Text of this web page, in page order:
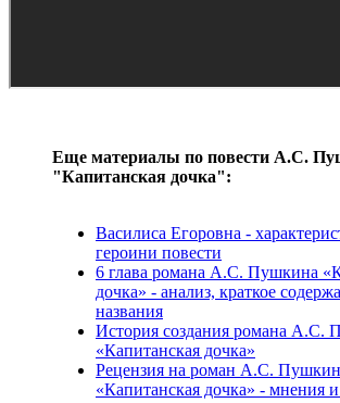
Еще материалы по повести А.C.
"Капитанская дочка":
Василиса Егоровна -
героини повести
6 глава романа А.С. Пушкина
дочка» - анализ, краткое
названия
История создания романа А.С.
«Капитанская дочка»
Рецензия на роман А.С.
«Капитанская дочка» - мнения